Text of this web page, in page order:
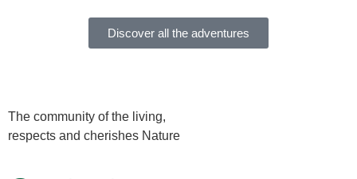
Discover all the adventures
The community of the living,
respects and cherishes Nature